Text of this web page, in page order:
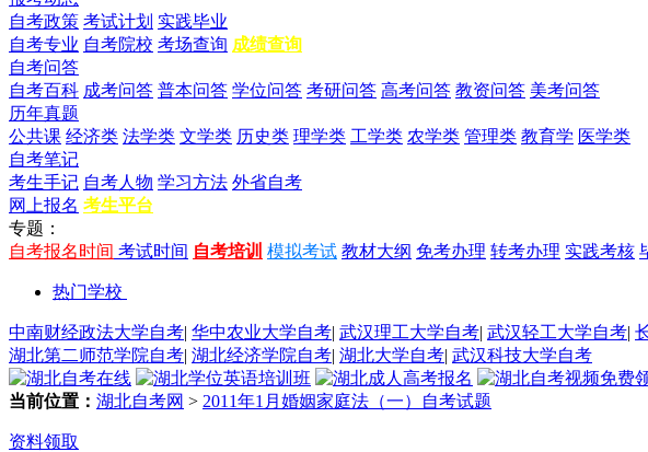
自考政策 考试计划 实践毕业
自考专业 自考院校 考场查询 成绩查询
自考问答
自考百科 成考问答 普本问答 学位问答 考研问答 高考问答 教资问答 美考问答
历年真题
公共课 经济类 法学类 文学类 历史类 理学类 工学类 农学类 管理类 教育学 医学类
自考笔记
考生手记 自考人物 学习方法 外省自考
网上报名 考生平台
专题：
自考报名时间 考试时间 自考培训 模拟考试 教材大纲 免考办理 转考办理 实践考核
热门学校
中南财经政法大学自考| 华中农业大学自考| 武汉理工大学自考| 武汉轻工大学自考|
湖北第二师范学院自考| 湖北经济学院自考| 湖北大学自考| 武汉科技大学自考
当前位置： 湖北自考网 > 2011年1月婚姻家庭法（一）自考试题
资料领取